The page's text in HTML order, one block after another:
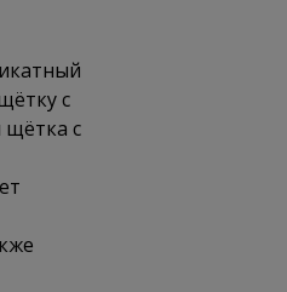
с
щётка с